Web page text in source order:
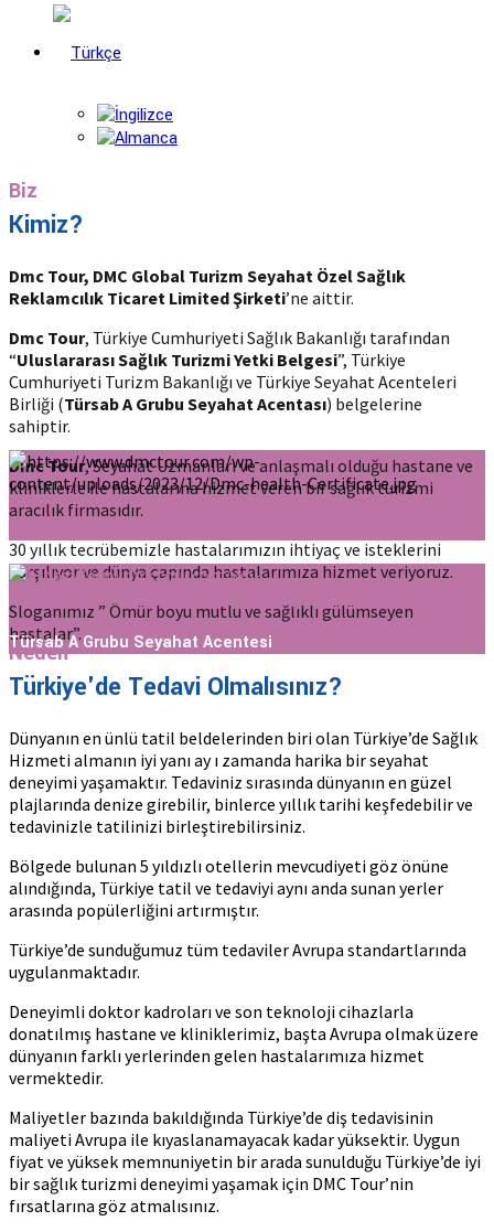
Biz
Kimiz?
Dmc Tour, DMC Global Turizm Seyahat Özel Sağlık
Reklamcılık Ticaret Limited Şirketi’ne aittir.
Dmc Tour, Türkiye Cumhuriyeti Sağlık Bakanlığı tarafından
“Uluslararası Sağlık Turizmi Yetki Belgesi”, Türkiye
Cumhuriyeti Turizm Bakanlığı ve Türkiye Seyahat Acenteleri
Birliği (Türsab A Grubu Seyahat Acentası) belgelerine
sahiptir.
Dmc Tour, Seyahat Uzmanları ve anlaşmalı olduğu hastane ve
kliniklerle ile hastalarına hizmet veren bir sağlık turizmi
aracılık firmasıdır.
30 yıllık tecrübemizle hastalarımızın ihtiyaç ve isteklerini
karşılıyor ve dünya çapında hastalarımıza hizmet veriyoruz.
Sloganımız ” Ömür boyu mutlu ve sağlıklı gülümseyen
hastalar”.
Türsab A Grubu Seyahat Acentesi
Neden
Türkiye'de Tedavi Olmalısınız?
Dünyanın en ünlü tatil beldelerinden biri olan Türkiye’de Sağlık
Hizmeti almanın iyi yanı ay ı zamanda harika bir seyahat
deneyimi yaşamaktır. Tedaviniz sırasında dünyanın en güzel
plajlarında denize girebilir, binlerce yıllık tarihi keşfedebilir ve
tedavinizle tatilinizi birleştirebilirsiniz.
Bölgede bulunan 5 yıldızlı otellerin mevcudiyeti göz önüne
alındığında, Türkiye tatil ve tedaviyi aynı anda sunan yerler
arasında popülerliğini artırmıştır.
Türkiye’de sunduğumuz tüm tedaviler Avrupa standartlarında
uygulanmaktadır.
Deneyimli doktor kadroları ve son teknoloji cihazlarla
donatılmış hastane ve kliniklerimiz, başta Avrupa olmak üzere
dünyanın farklı yerlerinden gelen hastalarımıza hizmet
vermektedir.
Maliyetler bazında bakıldığında Türkiye’de diş tedavisinin
maliyeti Avrupa ile kıyaslanamayacak kadar yüksektir. Uygun
fiyat ve yüksek memnuniyetin bir arada sunulduğu Türkiye’de iyi
bir sağlık turizmi deneyimi yaşamak için DMC Tour’nin
fırsatlarına göz atmalısınız.